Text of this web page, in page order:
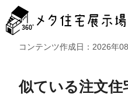
タ
住
コンテンツ作成日： 2026年
似ている注文